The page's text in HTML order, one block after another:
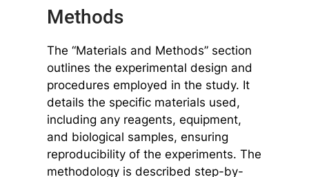
Methods
The “Materials and Methods” section
outlines the experimental design and
procedures employed in the study. It
details the specific materials used,
including any reagents, equipment,
and biological samples, ensuring
reproducibility of the experiments. The
methodology is described step-by-